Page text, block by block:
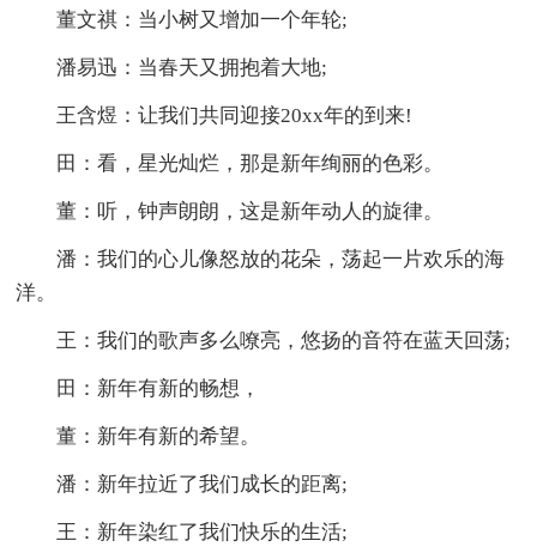
董文祺：当小树又增加一个年轮;
潘易迅：当春天又拥抱着大地;
王含煜：让我们共同迎接20xx年的到来!
田：看，星光灿烂，那是新年绚丽的色彩。
董：听，钟声朗朗，这是新年动人的旋律。
潘：我们的心儿像怒放的花朵，荡起一片欢乐的海
洋。
王：我们的歌声多么嘹亮，悠扬的音符在蓝天回荡;
田：新年有新的畅想，
董：新年有新的希望。
潘：新年拉近了我们成长的距离;
王：新年染红了我们快乐的生活;